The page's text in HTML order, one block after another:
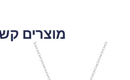
מוצרים